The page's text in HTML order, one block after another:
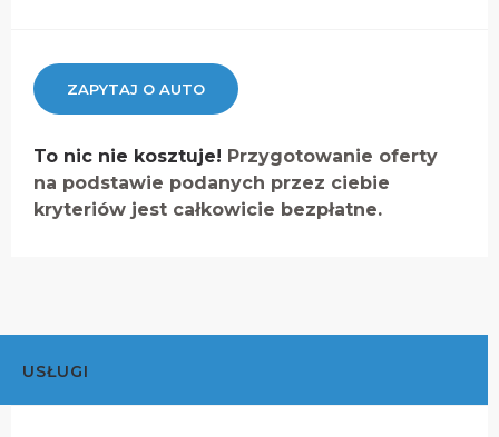
ZAPYTAJ O AUTO
To nic nie kosztuje! Przygotowanie oferty
na podstawie podanych przez ciebie
kryteriów jest całkowicie bezpłatne.
USŁUGI